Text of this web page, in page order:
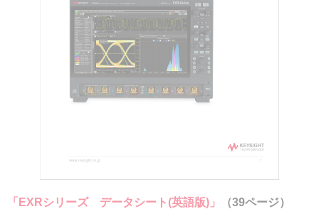
「EXRシリーズ データシート(英語版)」
（39ページ）